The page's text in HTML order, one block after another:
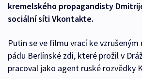
kremelského propagandisty
sociální síti Vkontakte.
Putin se ve filmu vrací ke
pádu Berlínské zdi, které prožil v
pracoval jako agent ruské rozvědky